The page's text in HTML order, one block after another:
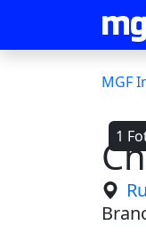
MGF
1